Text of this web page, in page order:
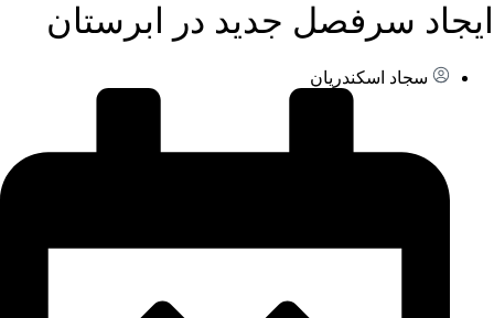
ایجاد سرفصل جدید در ابرستان
سجاد اسکندریان